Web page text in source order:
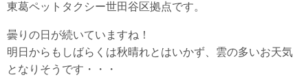
東葛ペットタクシー世田谷区拠点です。
曇りの日が続いていますね！
明日からもしばらくは秋晴れとはいかず、雲の多いお天気
となりそうです・・・